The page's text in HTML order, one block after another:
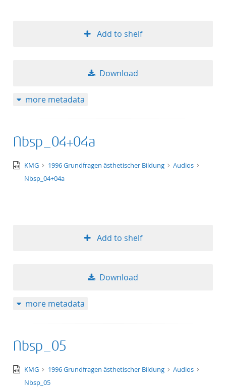
Add to shelf
Download
more metadata
Nbsp_04+04a
audio/x-
wav
KMG 1996 Grundfragen ästhetischer Bildung
Audios
Nbsp_04+04a
Add to shelf
Download
more metadata
Nbsp_05
audio/x-
wav
KMG 1996 Grundfragen ästhetischer Bildung
Audios
Nbsp_05